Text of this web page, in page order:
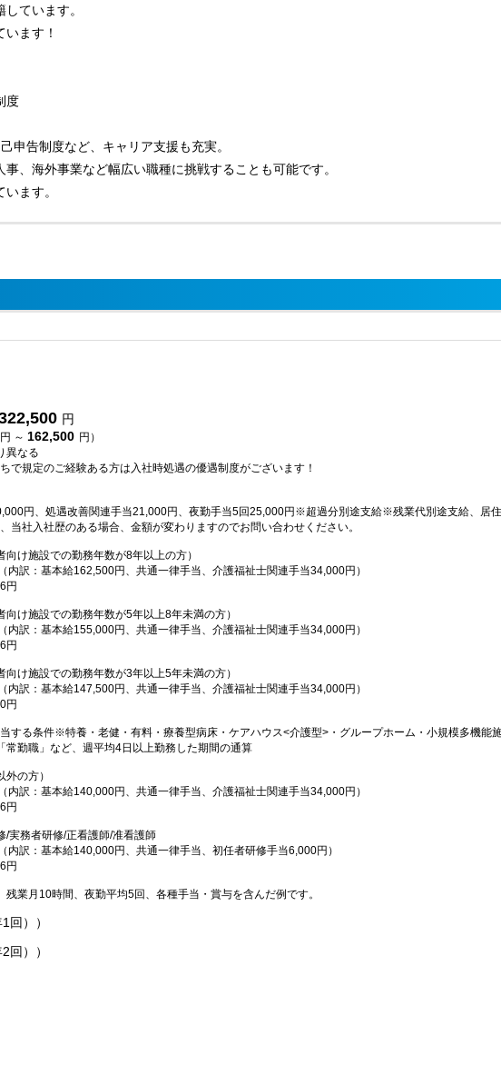
ています。
ます！
度
申告制度など、キャリア支援も充実。
、海外事業など幅広い職種に挑戦することも可能です。
ます。
円
円 ～ 162,500 円）
異なる
で規定のご経験ある方は入社時処遇の優遇制度がございます！
円、処遇改善関連手当21,000円、夜勤手当5回25,000円※超過分別途支給※残業代別途支給、居
当社入社歴のある場合、金額が変わりますのでお問い合わせください。
け施設での勤務年数が8年以上の方）
内訳：基本給162,500円、共通一律手当、介護福祉士関連手当34,000円）
円
向け施設での勤務年数が5年以上8年未満の方）
内訳：基本給155,000円、共通一律手当、介護福祉士関連手当34,000円）
円
向け施設での勤務年数が3年以上5年未満の方）
内訳：基本給147,500円、共通一律手当、介護福祉士関連手当34,000円）
円
する条件※特養・老健・有料・療養型病床・ケアハウス<介護型>・グループホーム・小規模多機能
常勤職」など、週平均4日以上勤務した期間の通算
の方）
内訳：基本給140,000円、共通一律手当、介護福祉士関連手当34,000円）
円
/実務者研修/正看護師/准看護師
内訳：基本給140,000円、共通一律手当、初任者研修手当6,000円）
円
残業月10時間、夜勤平均5回、各種手当・賞与を含んだ例です。
回））
回））